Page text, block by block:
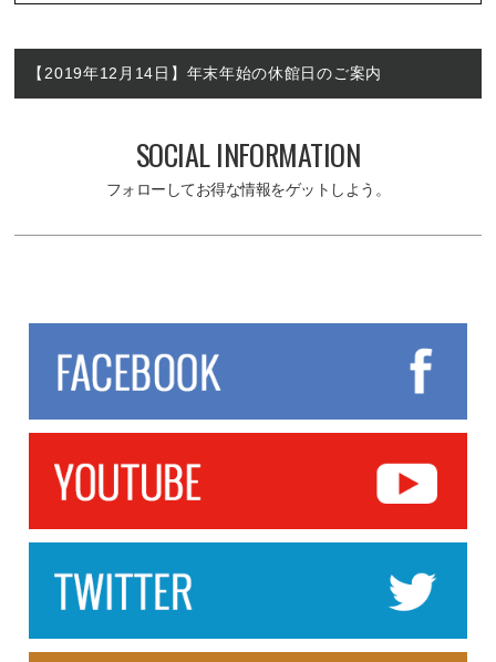
【2019年12月14日】年末年始の休館日のご案内
SOCIAL INFORMATION
フォローしてお得な情報をゲットしよう。